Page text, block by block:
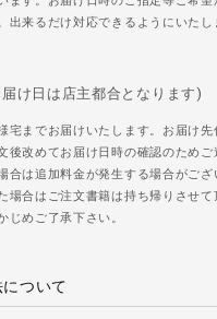
出来るだけ対応できるようにいたし
け日は店主都合となります)
宅までお届けいたします。お届け
後改めてお届け日時の確認のため
合は追加料金が発生する場合がご
場合はご注文書籍は持ち帰りさせ
じめご了承下さい。
ついて